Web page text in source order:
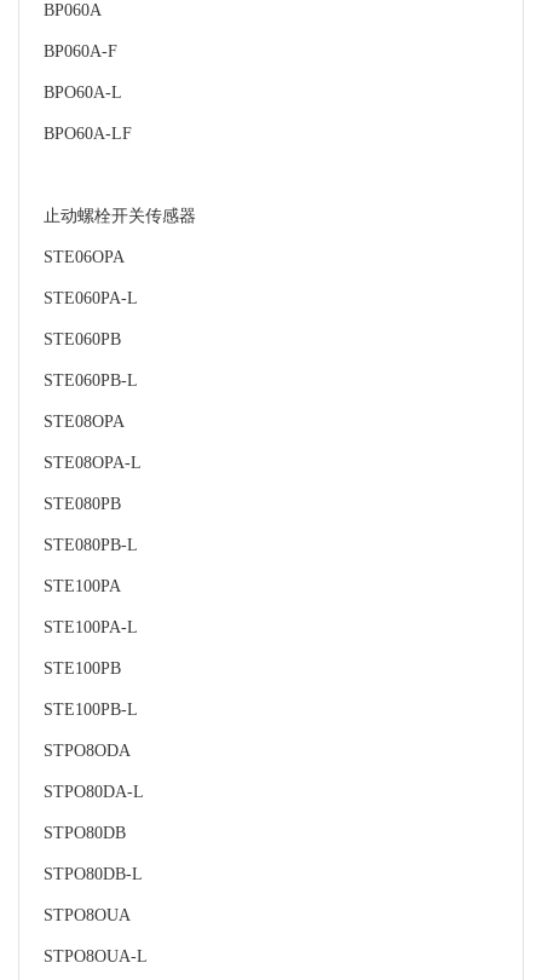
BP060A
BP060A-F
BPO60A-L
BPO60A-LF
止动螺栓开关传感器
STE06OPA
STE060PA-L
STE060PB
STE060PB-L
STE08OPA
STE08OPA-L
STE080PB
STE080PB-L
STE100PA
STE100PA-L
STE100PB
STE100PB-L
STPO8ODA
STPO80DA-L
STPO80DB
STPO80DB-L
STPO8OUA
STPO8OUA-L